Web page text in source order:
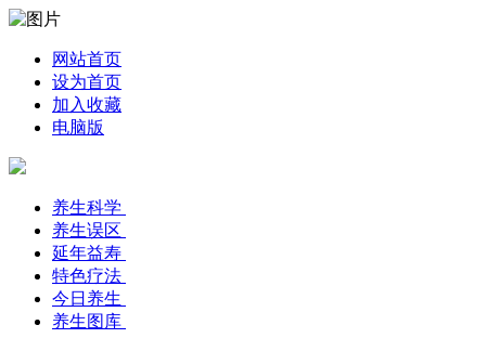
网站首页
设为首页
加入收藏
电脑版
养生科学
养生误区
延年益寿
特色疗法
今日养生
养生图库